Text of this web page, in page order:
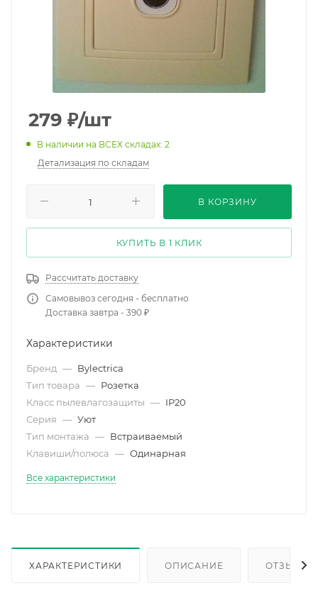
279 ₽/шт
В наличии на ВСЕХ складах: 2
Детализация по складам
В КОРЗИНУ
КУПИТЬ В 1 КЛИК
Рассчитать доставку
Самовывоз сегодня - бесплатно
Доставка завтра - 390 ₽
Характеристики
Бренд — Bylectrica
Тип товара — Розетка
Класс пылевлагозащиты — IP20
Серия — Уют
Тип монтажа — Встраиваемый
Клавиши/полюса — Одинарная
Все характеристики
ХАРАКТЕРИСТИКИ ОПИСАНИЕ ОТЗЫВЫ